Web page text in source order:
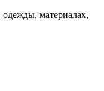
материалах,